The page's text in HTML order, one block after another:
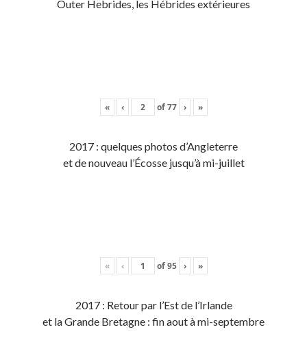
Outer Hebrides, les Hébrides extérieures
« ‹ of77 › »
2017 : quelques photos d’Angleterre
et de nouveau l’Écosse jusqu’à mi-juillet
« ‹ of95 › »
2017 : Retour par l’Est de l’Irlande
et la Grande Bretagne : fin aout à mi-septembre